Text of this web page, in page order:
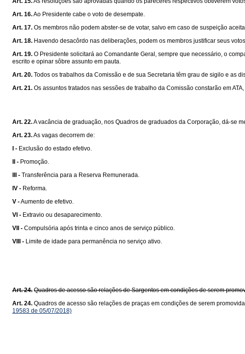
Art. 16.Ao Presidente cabe o voto de desempate.
Art. 17. Os membros não podem abster-se de votar, salvo em caso de suspeição
Art. 18. Havendo desacôrdo nas deliberações, podem os membros justificar seus
Art. 19. O Presidente solicitará ao Comandante Geral, sempre que necessário, o
escrito e opinar sôbre assunto em pauta.
Art. 20. Todos os trabalhos da Comissão e de sua Secretaria têm grau de sigilo e as
Art. 21. Os assuntos tratados nas sessões de trabalho da Comissão constarão em
Art. 22.A vacância de graduação, nos Quadros de graduados da Corporação, dá-se
Art. 23.As vagas decorrem de:
I - Exclusão do estado efetivo.
II - Promoção.
III - Transferência para a Reserva Remunerada.
IV - Reforma.
V -Aumento de efetivo.
VI - Extravio ou desaparecimento.
VII - Compulsória após trinta e cinco anos de serviço público.
VIII - Limite de idade para permanência no serviço ativo.
Art. 24. Quadros de acesso são relações de Sargentos em condições de serem
Art. 24. Quadros de acesso são relações de praças em condições de serem
19583 de 05/07/2018)